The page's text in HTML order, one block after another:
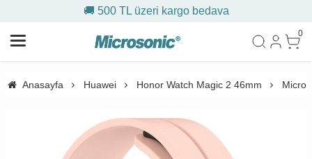
🚚 500 TL üzeri kargo bedava
0
Anasayfa Huawei Honor Watch Magic 2 46mm